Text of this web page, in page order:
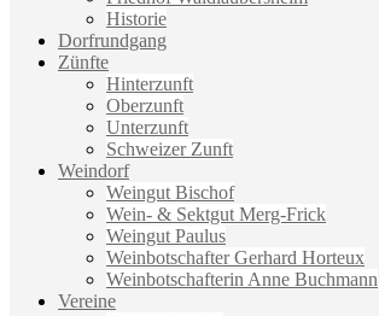
Historie
Dorfrundgang
Zünfte
Hinterzunft
Oberzunft
Unterzunft
Schweizer Zunft
Weindorf
Weingut Bischof
Wein- & Sektgut Merg-Frick
Weingut Paulus
Weinbotschafter Gerhard Horteux
Weinbotschafterin Anne Buchmann
Vereine